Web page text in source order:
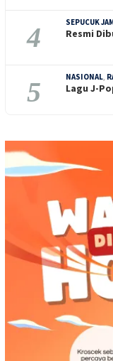
4 SEPUCUK
Resmi
5 NASIONAL,
Lagu J-